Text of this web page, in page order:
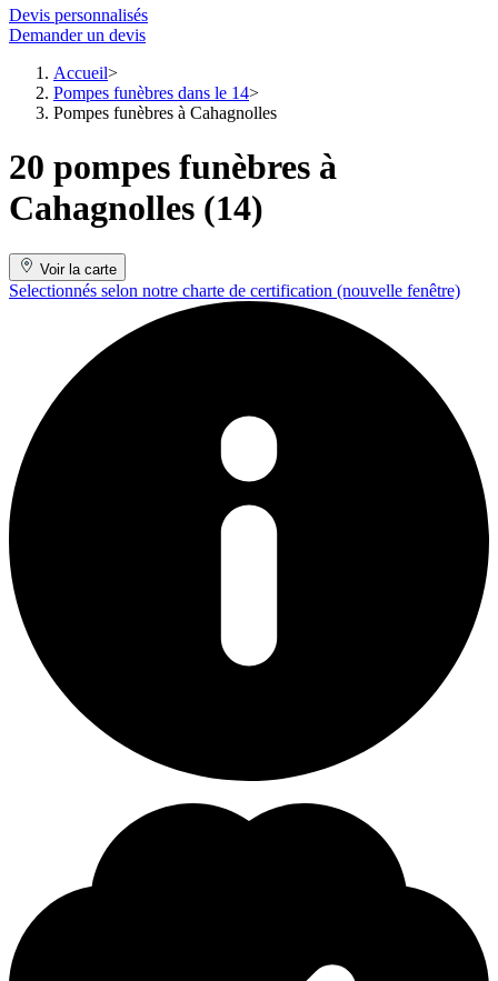
Devis personnalisés
Demander un devis
Accueil
Pompes funèbres dans le 14
Pompes funèbres à Cahagnolles
20 pompes funèbres à
Cahagnolles (14)
Voir la carte
Selectionnés selon notre charte de certification (nouvelle fenêtre)